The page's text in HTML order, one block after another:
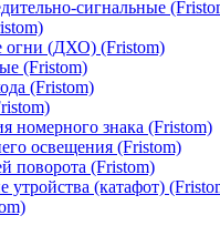
сигнальные
огни (ДХО) (Fristom)
(Fristom)
(Fristom)
номерного знака (Fristom)
освещения (Fristom)
поворота (Fristom)
(катафот)